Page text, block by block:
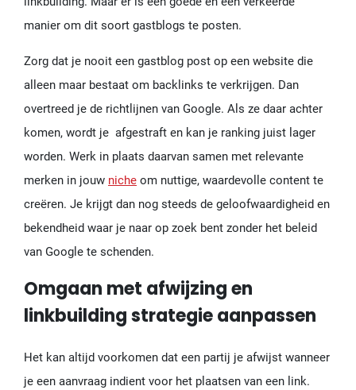
manier om dit soort gastblogs te posten.
Zorg dat je nooit een gastblog post op een website die
alleen maar bestaat om backlinks te verkrijgen. Dan
overtreed je de richtlijnen van Google. Als ze daar achter
komen, wordt je afgestraft en kan je ranking juist lager
worden. Werk in plaats daarvan samen met relevante
merken in jouw niche om nuttige, waardevolle content te
creëren. Je krijgt dan nog steeds de geloofwaardigheid en
bekendheid waar je naar op zoek bent zonder het beleid
van Google te schenden.
Omgaan met afwijzing en
linkbuilding strategie aanpassen
Het kan altijd voorkomen dat een partij je afwijst wanneer
je een aanvraag indient voor het plaatsen van een link.